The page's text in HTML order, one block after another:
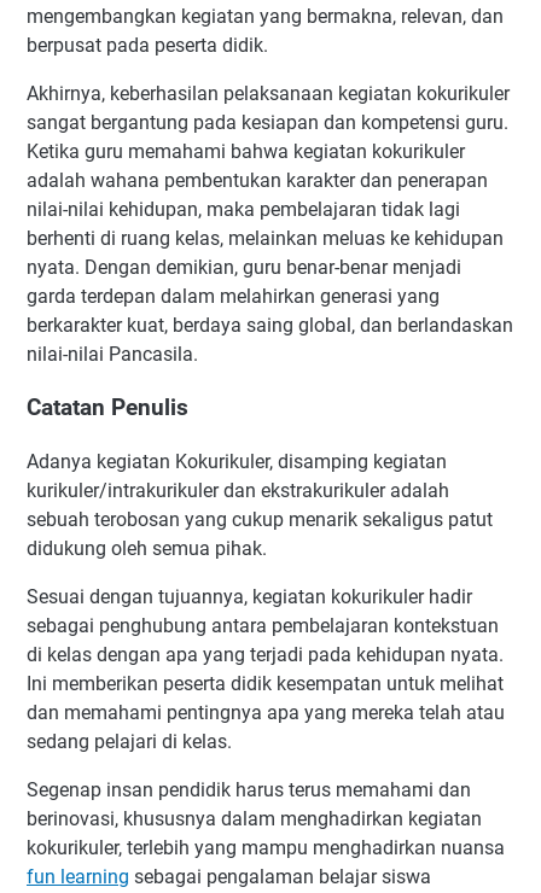
mengembangkan kegiatan yang bermakna, relevan, dan
berpusat pada peserta didik.
Akhirnya, keberhasilan pelaksanaan kegiatan kokurikuler
sangat bergantung pada kesiapan dan kompetensi guru.
Ketika guru memahami bahwa kegiatan kokurikuler
adalah wahana pembentukan karakter dan penerapan
nilai-nilai kehidupan, maka pembelajaran tidak lagi
berhenti di ruang kelas, melainkan meluas ke kehidupan
nyata. Dengan demikian, guru benar-benar menjadi
garda terdepan dalam melahirkan generasi yang
berkarakter kuat, berdaya saing global, dan berlandaskan
nilai-nilai Pancasila.
Catatan Penulis
Adanya kegiatan Kokurikuler, disamping kegiatan
kurikuler/intrakurikuler dan ekstrakurikuler adalah
sebuah terobosan yang cukup menarik sekaligus patut
didukung oleh semua pihak.
Sesuai dengan tujuannya, kegiatan kokurikuler hadir
sebagai penghubung antara pembelajaran kontekstuan
di kelas dengan apa yang terjadi pada kehidupan nyata.
Ini memberikan peserta didik kesempatan untuk melihat
dan memahami pentingnya apa yang mereka telah atau
sedang pelajari di kelas.
Segenap insan pendidik harus terus memahami dan
berinovasi, khususnya dalam menghadirkan kegiatan
kokurikuler, terlebih yang mampu menghadirkan nuansa
fun learning sebagai pengalaman belajar siswa